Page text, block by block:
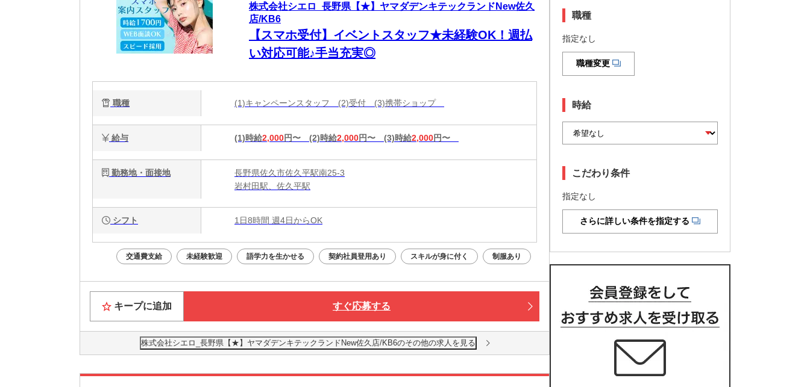
株式会社シエロ_長野県【★】ヤマダデンキテックランドNew佐久
店/KB6
【スマホ受付】イベントスタッフ★未経験OK！週払
い対応可能♪手当充実◎
職種 (1)キャンペーンスタッフ (2)受付 (3)携帯ショップ
給与 (1)時給2,000円〜 (2)時給2,000円〜 (3)時給2,000円〜
勤務地・面接地
長野県佐久市佐久平駅南25-3
岩村田駅、佐久平駅
シフト 1日8時間 週4日からOK
交通費支給 未経験歓迎 語学力を生かせる 契約社員登用あり スキルが身に付く 制服あり
キープに追加 すぐ応募する
株式会社シエロ_長野県【★】ヤマダデンキテックランドNew佐久店/KB6のその他の求人を見る
職種
指定なし
職種変更
時給
こだわり条件
指定なし
さらに詳しい条件を指定する